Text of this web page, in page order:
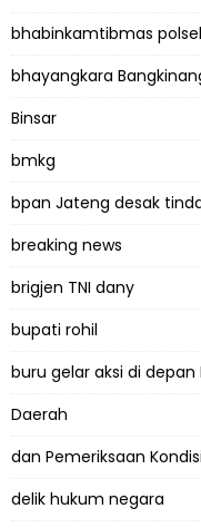
bhabinkamtibmas
bhayangkara
Binsar
bmkg
bpan Jateng desak
breaking news
brigjen TNI dany
bupati rohil
buru gelar aksi di depan
Daerah
dan Pemeriksaan
delik hukum negara